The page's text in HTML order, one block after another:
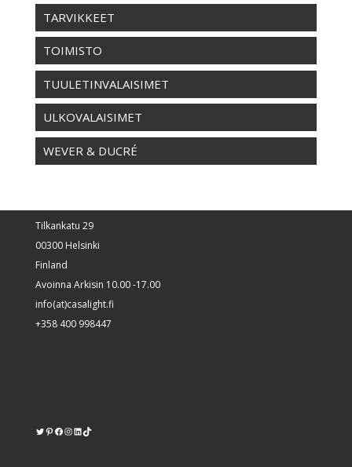
TARVIKKEET
TOIMISTO
TUULETINVALAISIMET
ULKOVALAISIMET
WEVER & DUCRÉ
Tilkankatu 29
00300 Helsinki
Finland
Avoinna Arkisin 10.00 -17.00
info(at)casalight.fi
+358 400 998447
Twitter
Pinterest
https://www.facebook.com/kodinvalaisin/
Instagram
LinkedIn
TikTok